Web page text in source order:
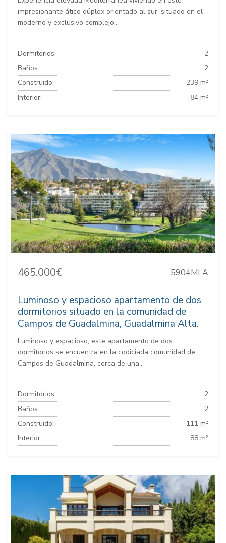
impresionante ático dúplex orientado al sur, situado en el
moderno y exclusivo complejo...
Dormitorios:
2
Baños:
2
Construido:
239 m²
Interior:
84 m²
465.000€ 5904MLA
Luminoso y espacioso apartamento de dos
dormitorios situado en la comunidad de
Campos de Guadalmina, Guadalmina Alta.
Luminoso y espacioso, este apartamento de dos
dormitorios se encuentra en la codiciada comunidad de
Campos de Guadalmina, cerca de una...
Dormitorios:
2
Baños:
2
Construido:
111 m²
Interior:
88 m²